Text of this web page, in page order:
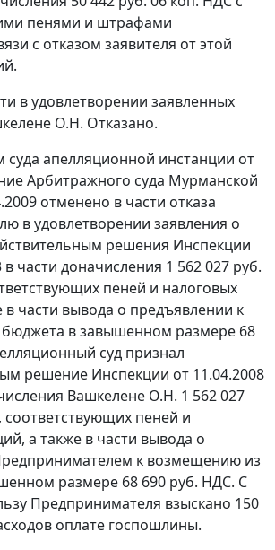
пенями и штрафами
с отказом заявителя от этой
в удовлетворении заявленных
О.Н. Отказано.
суда апелляционной инстанции от
Арбитражного суда Мурманской
отменено в части отказа
в удовлетворении заявления о
решения Инспекции
в части доначисления 1 562 027 руб.
пеней и налоговых
в части вывода о предъявлении к
в завышенном размере 68
суд признал
решение Инспекции от 11.04.2008
Вашкелене О.Н. 1 562 027
соответствующих пеней и
а также в части вывода о
к возмещению из
размере 68 690 руб. НДС. С
Предпринимателя взыскано 150
оплате госпошлины.